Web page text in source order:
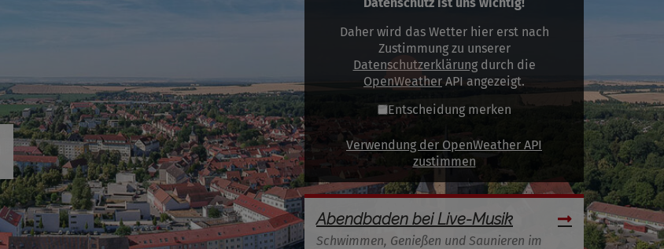
Daher wird das Wetter hier erst nach
Zustimmung zu unserer
Datenschutzerklärungdurch die
OpenWeather API angezeigt.
Entscheidung merken
Verwendung der OpenWeather API
zustimmen
Abendbaden bei Live-Musik
Schwimmen, Genießen und Saunieren im